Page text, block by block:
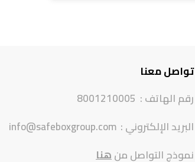
تواصل معنا
رقم الهاتف : 8001210005
البريد الإلكتروني : info@safeboxgroup.com
نموذج التواصل منهنا